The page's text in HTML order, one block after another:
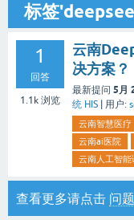
标签
1
回答
1.1k 浏览
云南
决方案？
最新提问 5月
统 HIS
用户:
云南智慧医疗
云南ai医院
云南人工智能
查看更多请点击 问